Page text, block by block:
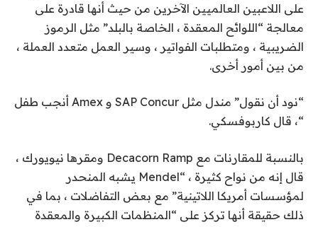
على اللاعبين العالميين الآخرين من حيث أنها قادرة على
معالجة “اللوائح المعقدة ، الخاصة بالبلد” مثل الرموز
الضريبية ، ومتطلبات الفواتير ، وسير العمل متعدد العملة ،
من بين أمور أخرى.
“نود أن نقول” مندل مثل SAP Concur و Amex أنجب طفل
“، قال كاربوفسكي.
بالنسبة للمقارنات مع Decacorn Ramp ومقرها نيويورك ،
قال إنه من نواح كثيرة ، “Mendel يشبه المنحدر
لمؤسسات أمريكا اللاتينية” مع بعض التفاضلات ، بما في
ذلك حقيقة أنها تركز على “المنظمات الكبيرة والمعقدة